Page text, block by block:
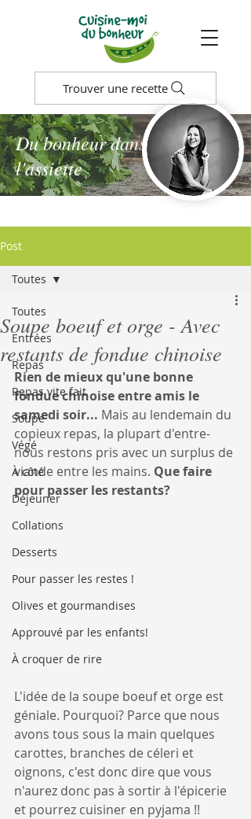
Trouver une recette
Du bonheur dans
l'assiette
Post
Toutes
Entrées
Repas
Repas vite fait
Soupe
Végé
À côté
Déjeuner
Collations
Desserts
Pour passer les restes !
Olives et gourmandises
Approuvé par les enfants!
À croquer de rire
Toutes
Soupe boeuf et orge - Avec
restants de fondue chinoise
Rien de mieux qu'une bonne
fondue chinoise entre amis le
samedi soir... Mais au lendemain du
copieux repas, la plupart d'entre-
nous restons pris avec un surplus de
viande entre les mains. Que faire
pour passer les restants?
L'idée de la soupe boeuf et orge est
géniale. Pourquoi? Parce que nous
avons tous sous la main quelques
carottes, branches de céleri et
oignons, c'est donc dire que vous
n'aurez donc pas à sortir à l'épicerie
et pourrez cuisiner en pyjama !!